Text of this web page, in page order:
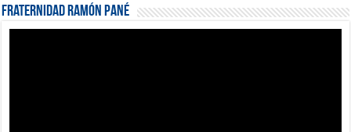
Fraternidad Ramón Pané